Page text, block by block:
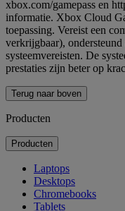
xbox.com/gamepass en
informatie. Xbox Cloud
toepassing. Vereist een
verkrijgbaar),
systeemvereisten. De
prestaties zijn beter op
Terug naar boven
Producten
Producten
Laptops
Desktops
Chromebooks
Tablets